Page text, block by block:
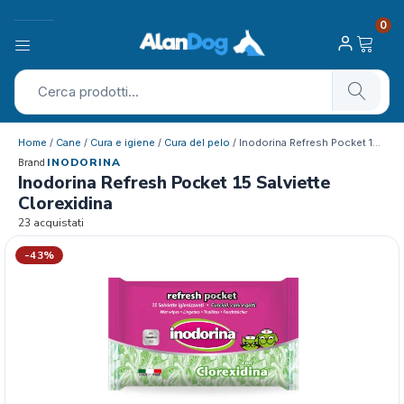
0
Home / Cane / Cura e igiene / Cura del pelo / Inodorina Refresh Pocket 15 Salviette…
Brand INODORINA
Inodorina Refresh Pocket 15 Salviette
Clorexidina
23 acquistati
-43%